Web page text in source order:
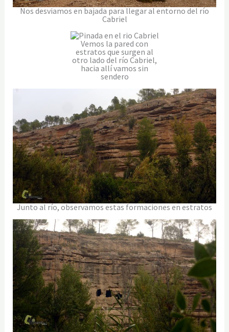
Nos desviamos en bajada para llegar al entorno del río
Cabriel
Vemos la pared con
estratos que surgen al
otro lado del río Cabriel,
hacia allí vamos sin
sendero
Junto al río, observamos estas formaciones en estratos